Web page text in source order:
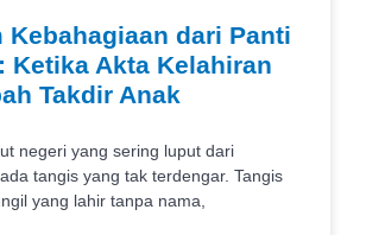
Kebahagiaan dari Panti
Ketika Akta Kelahiran
Takdir Anak
negeri yang sering luput dari
tangis yang tak terdengar. Tangis
yang lahir tanpa nama,